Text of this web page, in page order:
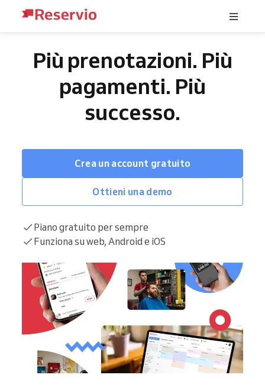
Più prenotazioni. Più
pagamenti. Più
successo.
Crea un account gratuito
Ottieni una demo
Piano gratuito per sempre
Funziona su web, Android e iOS